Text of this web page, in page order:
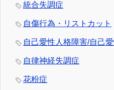
統合失調症
自傷行為・リストカット
自己愛性人格障害/自己
自律神経失調症
花粉症